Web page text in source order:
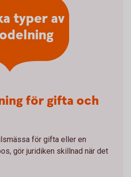
typer av
för gifta och
för gifta eller en
gör juridiken skillnad när det